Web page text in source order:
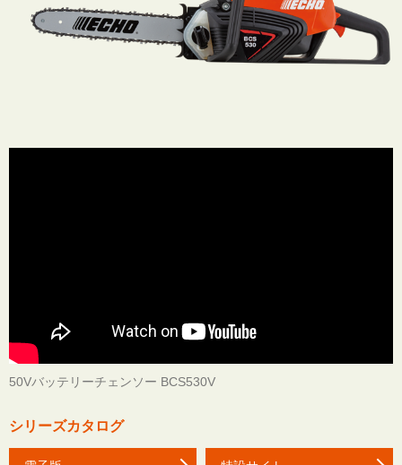
50Vバッテリーチェンソー BCS530V
シリーズカタログ